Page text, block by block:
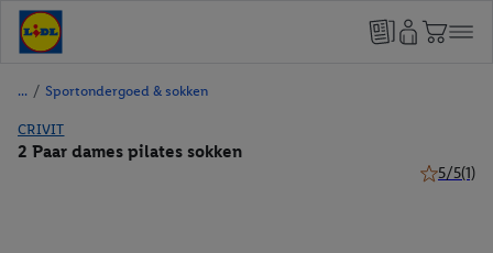
/ Sportondergoed & sokken
CRIVIT
2 Paar dames pilates sokken
5/5(1)